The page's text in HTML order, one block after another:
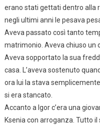
erano stati gettati dentro alla
negli ultimi anni le pesava
Aveva passato così tanto
matrimonio. Aveva chiuso un
Aveva sopportato la sua
casa. L’aveva sostenuto
ora lui la stava
si era stancato.
Accanto a Igor c’era una
Ksenia con arroganza. Tutto